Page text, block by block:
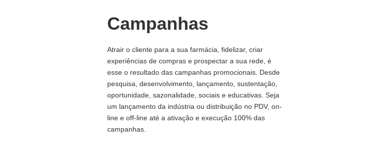
Campanhas
Atrair o cliente para a sua farmácia, fidelizar, criar
experiências de compras e prospectar a sua rede, é
esse o resultado das campanhas promocionais. Desde
pesquisa, desenvolvimento, lançamento, sustentação,
oportunidade, sazonalidade, sociais e educativas. Seja
um lançamento da indústria ou distribuição no PDV, on-
line e off-line até a ativação e execução 100% das
campanhas.